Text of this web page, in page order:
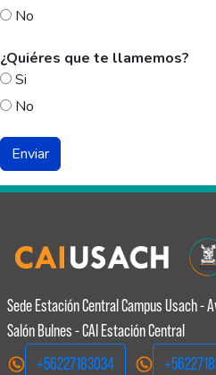
No
¿Quiéres que te llamemos?
Si
No
Sede Estación Central Campus Usach -
Salón Bulnes - CAI Estación Central
+56227183034